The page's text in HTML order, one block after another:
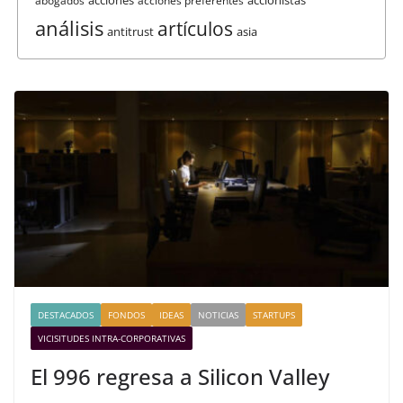
análisis antitrust artículos asia
DESTACADOS FONDOS IDEAS NOTICIAS
STARTUPS
VICISITUDES INTRA-CORPORATIVAS
El 996 regresa a Silicon Valley